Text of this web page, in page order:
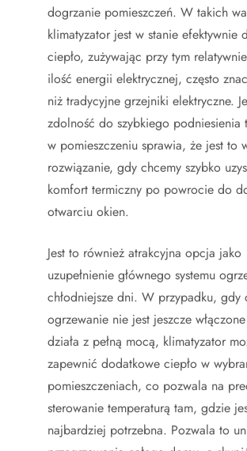
dogrzanie pomieszczeń. W takich
klimatyzator jest w stanie efektywnie
ciepło, zużywając przy tym
ilość energii elektrycznej, często
niż tradycyjne grzejniki elektryczne.
zdolność do szybkiego podniesienia
w pomieszczeniu sprawia, że jest to
rozwiązanie, gdy chcemy szybko
komfort termiczny po powrocie do
otwarciu okien.
Jest to również atrakcyjna opcja jako
uzupełnienie głównego systemu
chłodniejsze dni. W przypadku, gdy
ogrzewanie nie jest jeszcze
działa z pełną mocą, klimatyzator
zapewnić dodatkowe ciepło w
pomieszczeniach, co pozwala na
sterowanie temperaturą tam, gdzie
najbardziej potrzebna. Pozwala to